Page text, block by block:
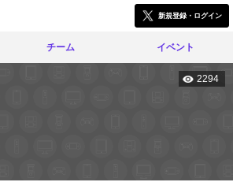
新規登録・ログイン
チーム イベント
2294